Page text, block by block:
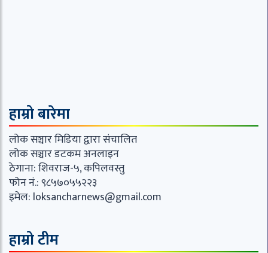
हाम्रो बारेमा
लोक सञ्चार मिडिया द्वारा संचालित
लोक सञ्चार डटकम अनलाइन
ठेगाना: शिवराज-५, कपिलवस्तु
फोन नं.: ९८५७०५५२२३
इमेल: loksancharnews@gmail.com
हाम्रो टीम